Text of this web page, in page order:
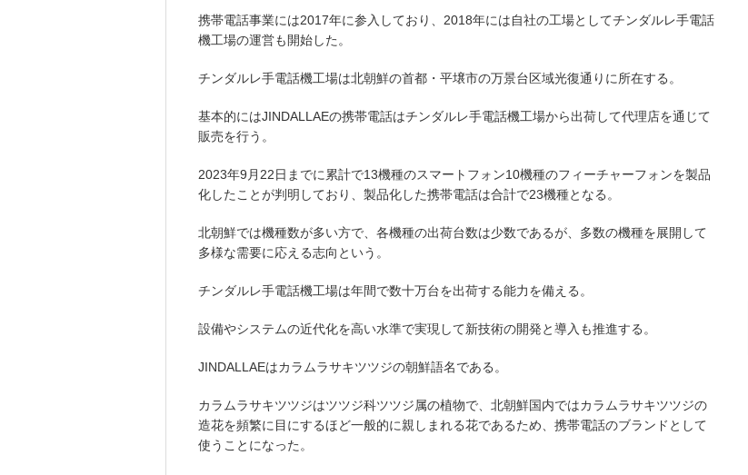
携帯電話事業には2017年に参入しており、2018年には自社の工場としてチンダルレ手電話
機工場の運営も開始した。
チンダルレ手電話機工場は北朝鮮の首都・平壌市の万景台区域光復通りに所在する。
基本的にはJINDALLAEの携帯電話はチンダルレ手電話機工場から出荷して代理店を通じて
販売を行う。
2023年9月22日までに累計で13機種のスマートフォン10機種のフィーチャーフォンを製品
化したことが判明しており、製品化した携帯電話は合計で23機種となる。
北朝鮮では機種数が多い方で、各機種の出荷台数は少数であるが、多数の機種を展開して
多様な需要に応える志向という。
チンダルレ手電話機工場は年間で数十万台を出荷する能力を備える。
設備やシステムの近代化を高い水準で実現して新技術の開発と導入も推進する。
JINDALLAEはカラムラサキツツジの朝鮮語名である。
カラムラサキツツジはツツジ科ツツジ属の植物で、北朝鮮国内ではカラムラサキツツジの
造花を頻繁に目にするほど一般的に親しまれる花であるため、携帯電話のブランドとして
使うことになった。